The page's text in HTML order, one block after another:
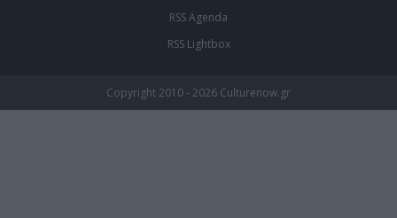
RSS Agenda
RSS Lightbox
Copyright 2010 - 2026 Culturenow.gr